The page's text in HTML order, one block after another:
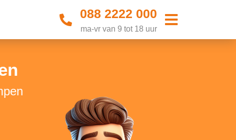
088 2222 000
ma-vr van 9 tot 18 uur